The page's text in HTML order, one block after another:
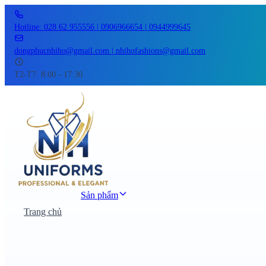
Hotline: 028 62 955556 | 0906966654 | 0944999645
dongphucnhiho@gmail.com | nhihofashions@gmail.com
T2-T7: 8:00 - 17:30
Trang chủ
Sản phẩm